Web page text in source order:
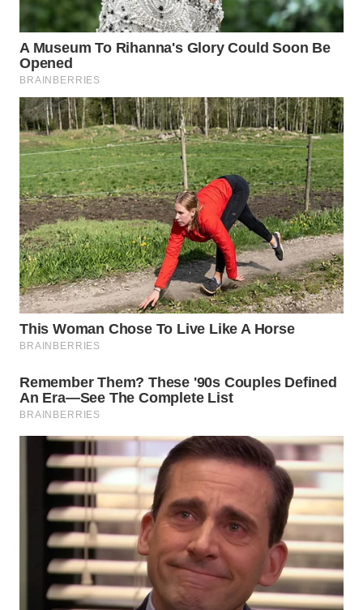
TINGGI
WN
PAKPAK
WN
KARAWANG
WN
BEKASI
WN
BOGOR
WN
DEPOK
TAPANULI
UTARA
WN
SAMOSIR
WN
PADANG
LAWAS
WN
SUMEDANG